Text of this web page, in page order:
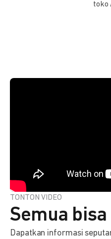
toko
TONTON VIDEO
Semua bisa
Dapatkan informasi